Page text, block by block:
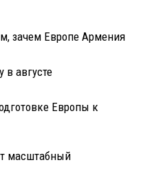
зачем Европе Армения
августе
Европы к
масштабный